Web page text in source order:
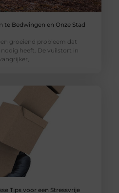
te Bedwingen en Onze Stad
groeiend probleem dat
heeft. De vuilstort in
Tips voor een Stressvrije